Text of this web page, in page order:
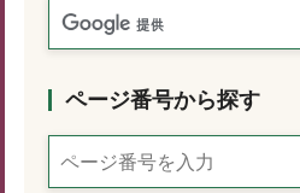
ページ番号から探す